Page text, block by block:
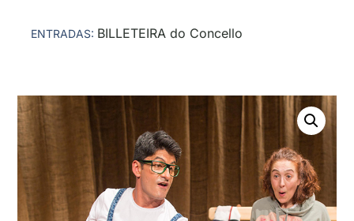
ENTRADAS: BILLETEIRA do Concello